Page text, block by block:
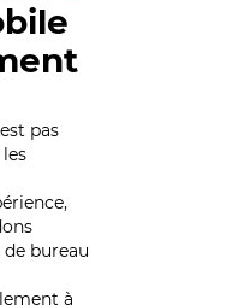
pas
bureau
à